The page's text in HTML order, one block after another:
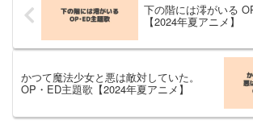
下の階には澪がいる
【2024年夏アニメ】
かつて魔法少女と悪は敵対していた。
OP・ED主題歌【2024年夏アニメ】